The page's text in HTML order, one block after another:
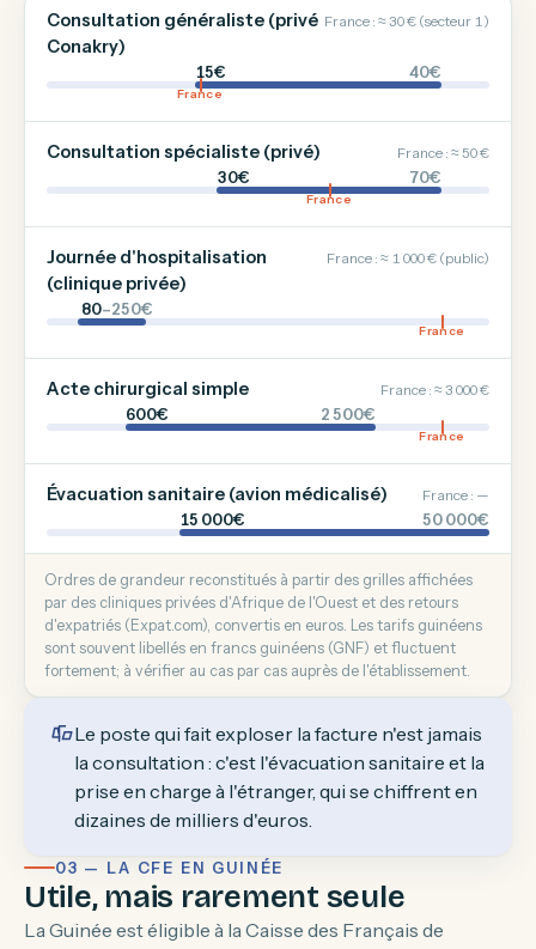
Consultation généraliste (privé
Conakry)
France : ≈ 30 € (secteur 1)
15€ 40€
France
Consultation spécialiste (privé) France : ≈ 50 €
30€ 70€
France
Journée d'hospitalisation
(clinique privée)
France : ≈ 1 000 € (public)
80–250€
France
Acte chirurgical simple France : ≈ 3 000 €
600€ 2 500€
France
Évacuation sanitaire (avion médicalisé) France : —
15 000€ 50 000€
Ordres de grandeur reconstitués à partir des grilles affichées
par des cliniques privées d'Afrique de l'Ouest et des retours
d'expatriés (Expat.com), convertis en euros. Les tarifs guinéens
sont souvent libellés en francs guinéens (GNF) et fluctuent
fortement; à vérifier au cas par cas auprès de l'établissement.
Le poste qui fait exploser la facture n'est jamais
la consultation : c'est l'évacuation sanitaire et la
prise en charge à l'étranger, qui se chiffrent en
dizaines de milliers d'euros.
03 — LA CFE EN GUINÉE
Utile, mais rarement seule
La Guinée est éligible à la Caisse des Français de